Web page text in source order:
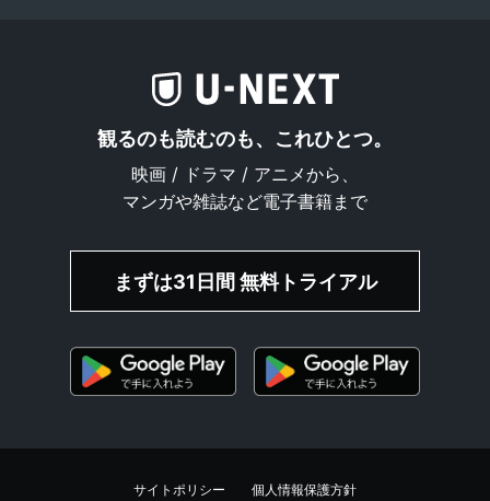
観るのも読むのも、これひとつ。
映画 / ドラマ / アニメから、
マンガや雑誌など電子書籍まで
まずは31日間 無料トライアル
サイトポリシー 個人情報保護方針